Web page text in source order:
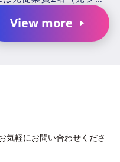
Liuおよ...
View more
気軽にお問い合わせくださ